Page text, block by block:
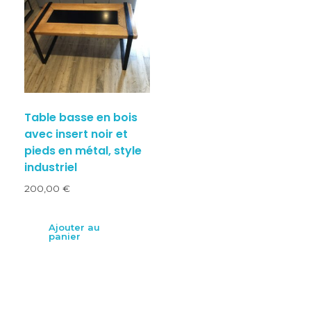
Table basse en bois
avec insert noir et
pieds en métal, style
industriel
200,00 €
Ajouter au
panier